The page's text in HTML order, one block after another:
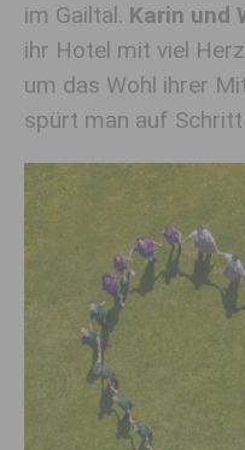
im Gailtal. Karin und
ihr Hotel mit viel
um das Wohl ihrer
spürt man auf